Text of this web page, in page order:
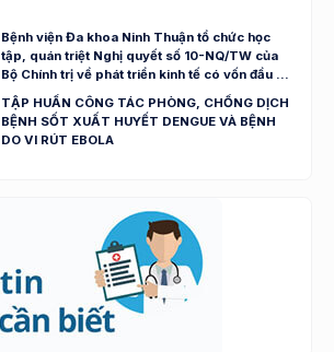
Bệnh viện Đa khoa Ninh Thuận tổ chức học
tập, quán triệt Nghị quyết số 10-NQ/TW của
Bộ Chính trị về phát triển kinh tế có vốn đầu tư
nước ngoài
TẬP HUẤN CÔNG TÁC PHÒNG, CHỐNG DỊCH
BỆNH SỐT XUẤT HUYẾT DENGUE VÀ BỆNH
DO VI RÚT EBOLA